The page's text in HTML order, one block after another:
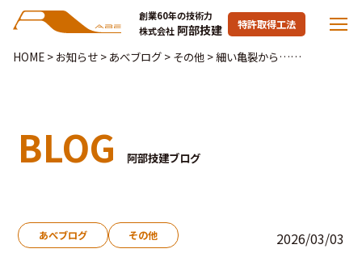
創業60年の技術力
株式会社 阿部技建 特許取得工法
HOME> お知らせ> あべブログ> その他>細い亀裂から……
BLOG 阿部技建ブログ
あべブログ その他 2026/03/03